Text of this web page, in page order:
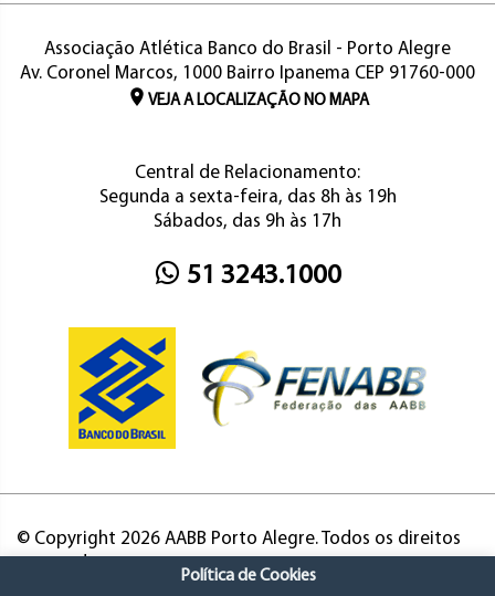
Associação Atlética Banco do Brasil - Porto Alegre
Av. Coronel Marcos, 1000 Bairro Ipanema CEP 91760-000
VEJA A LOCALIZAÇÃO NO MAPA
Central de Relacionamento:
Segunda a sexta-feira, das 8h às 19h
Sábados, das 9h às 17h
51 3243.1000
© Copyright 2026 AABB Porto Alegre. Todos os direitos
Política de Cookies